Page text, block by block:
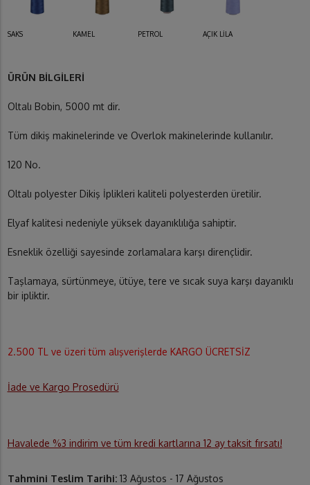
SAKS KAMEL PETROL AÇIK LİLA
ÜRÜN BİLGİLERİ
Oltalı Bobin, 5000 mt dir.
Tüm dikiş makinelerinde ve Overlok makinelerinde kullanılır.
120 No.
Oltalı polyester Dikiş İplikleri kaliteli polyesterden üretilir.
Elyaf kalitesi nedeniyle yüksek dayanıklılığa sahiptir.
Esneklik özelliği sayesinde zorlamalara karşı dirençlidir.
Taşlamaya, sürtünmeye, ütüye, tere ve sıcak suya karşı dayanıklı
bir ipliktir.
2.500 TL ve üzeri tüm alışverişlerde KARGO ÜCRETSİZ
İade ve Kargo Prosedürü
Havalede %3 indirim ve tüm kredi kartlarına 12 ay taksit fırsatı!
Tahmini Teslim Tarihi: 13 Ağustos - 17 Ağustos